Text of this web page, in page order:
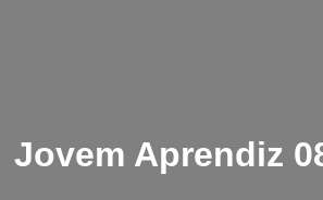
Jovem Aprendiz